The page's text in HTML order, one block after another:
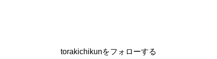
torakichikunをフォローする